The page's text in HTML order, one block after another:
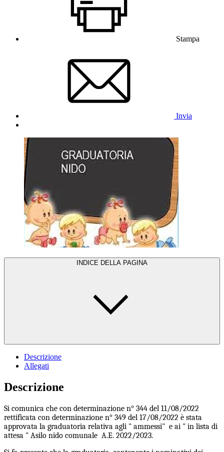
Stampa
Invia
INDICE DELLA PAGINA
Descrizione
Allegati
Descrizione
Si comunica che con determinazione n° 344 del 11/08/2022
rettificata con determinazione n° 349 del 17/08/2022 è stata
approvata la graduatoria relativa agli " ammessi" e ai " in lista di
attesa " Asilo nido comunale A.E. 2022/2023.